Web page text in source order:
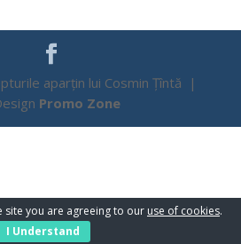
aparțin lui Cosmin Țîntă |
Promo Zone
site you are agreeing to our use of cookies.
I Understand